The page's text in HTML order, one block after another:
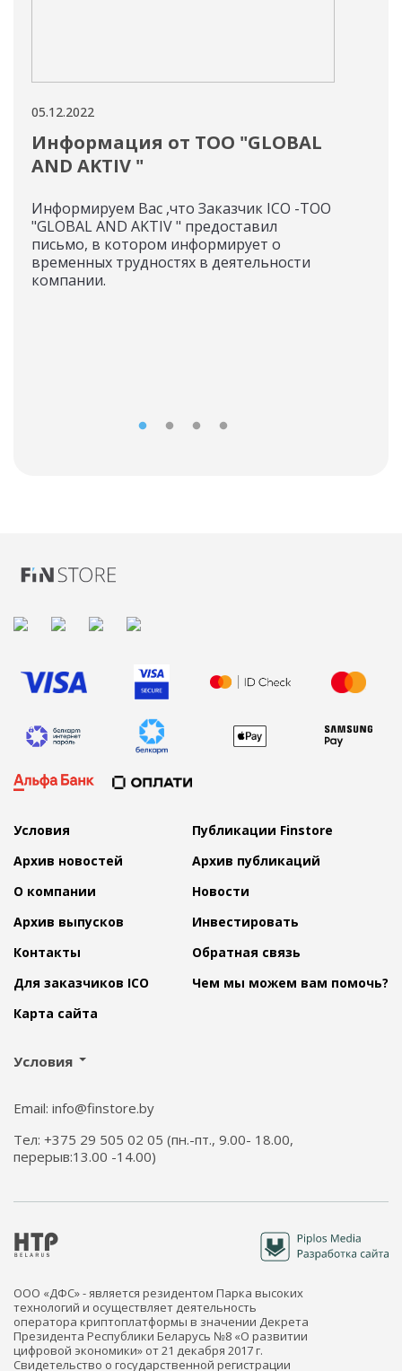
05.12.2022
Информация от ТОО "GLOBAL
AND AKTIV "
Информируем Вас ,что Заказчик ICO -ТОО
"GLOBAL AND AKTIV " предоставил
письмо, в котором информирует о
временных трудностях в деятельности
компании.
Условия
Публикации Finstore
Архив новостей
Архив публикаций
О компании
Новости
Архив выпусков
Инвестировать
Контакты
Обратная связь
Для заказчиков ICO
Чем мы можем вам помочь?
Карта сайта
Условия
Email: info@finstore.by
Тел: +375 29 505 02 05 (пн.-пт., 9.00- 18.00,
перерыв:13.00 -14.00)
ООО «ДФС» - является резидентом Парка высоких
технологий и осуществляет деятельность
оператора криптоплатформы в значении Декрета
Президента Республики Беларусь №8 «О развитии
цифровой экономики» от 21 декабря 2017 г.
Свидетельство о государственной регистрации